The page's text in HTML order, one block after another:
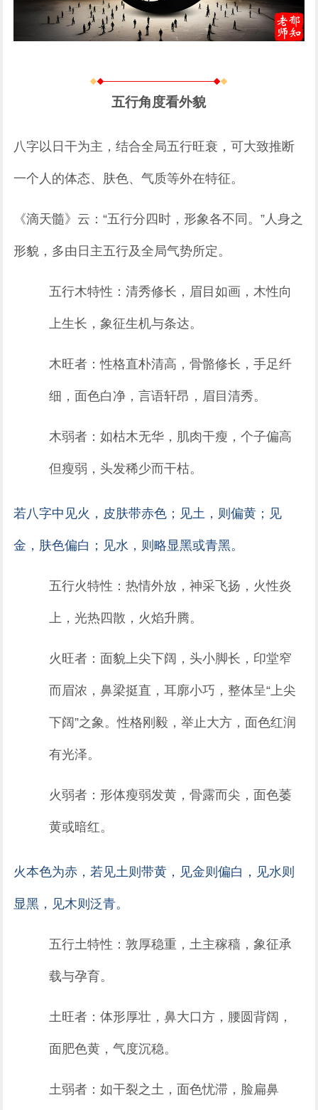
五行角度看外貌
八字以日干为主，结合全局五行旺衰，可大致推断
一个人的体态、肤色、气质等外在特征。
《滴天髓》云：“五行分四时，形象各不同。”人身之
形貌，多由日主五行及全局气势所定。
五行木特性：清秀修长，眉目如画，木性向
上生长，象征生机与条达。
木旺者：性格直朴清高，骨骼修长，手足纤
细，面色白净，言语轩昂，眉目清秀。
木弱者：如枯木无华，肌肉干瘦，个子偏高
但瘦弱，头发稀少而干枯。
若八字中见火，皮肤带赤色；见土，则偏黄；见
金，肤色偏白；见水，则略显黑或青黑。
五行火特性：热情外放，神采飞扬，火性炎
上，光热四散，火焰升腾。
火旺者：面貌上尖下阔，头小脚长，印堂窄
而眉浓，鼻梁挺直，耳廓小巧，整体呈“上尖
下阔”之象。性格刚毅，举止大方，面色红润
有光泽。
火弱者：形体瘦弱发黄，骨露而尖，面色萎
黄或暗红。
火本色为赤，若见土则带黄，见金则偏白，见水则
显黑，见木则泛青。
五行土特性：敦厚稳重，土主稼穑，象征承
载与孕育。
土旺者：体形厚壮，鼻大口方，腰圆背阔，
面肥色黄，气度沉稳。
土弱者：如干裂之土，面色忧滞，脸扁鼻